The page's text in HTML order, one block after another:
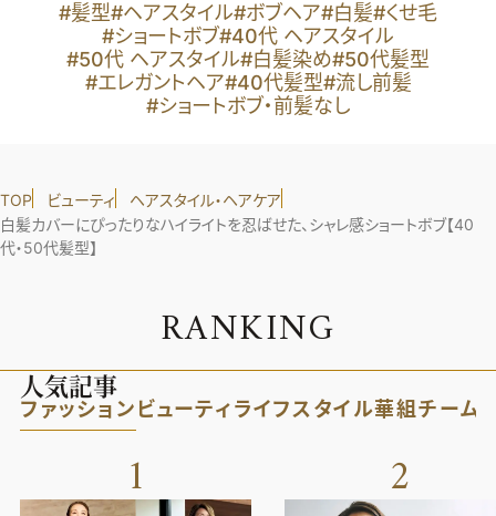
#髪型#ヘアスタイル#ボブヘア#白髪#くせ毛
#ショートボブ#40代 ヘアスタイル
#50代 ヘアスタイル#白髪染め#50代髪型
#エレガントヘア#40代髪型#流し前髪
#ショートボブ・前髪なし
TOP ビューティ
ヘアスタイル・ヘアケア
白髪カバーにぴったりなハイライトを忍ばせた、シャレ感ショートボブ【40
代・50代髪型】
RANKING
人気記事
ファッション ビューティライフスタイル華組チーム
1 2